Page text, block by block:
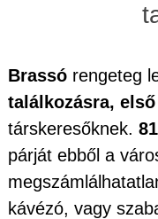
Brassó rengeteg
találkozásra,
társkeresőknek.
párját ebből a
kávézó, vagy